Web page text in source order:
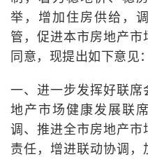
举，增加住房供给，
管，促进本市房地产
同意，现提出如下意见：
一、进一步发挥好联
地产市场健康发展联
调、推进全市房地产
责任，增进联动协调